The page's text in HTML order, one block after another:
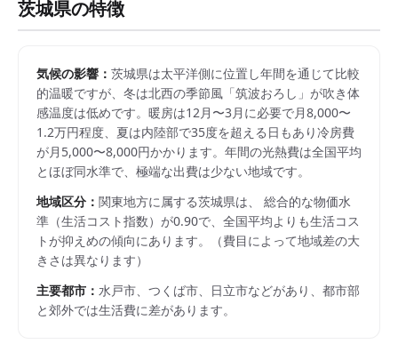
茨城県の特徴
気候の影響： 茨城県は太平洋側に位置し年間を通じて比較
的温暖ですが、冬は北西の季節風「筑波おろし」が吹き体
感温度は低めです。暖房は12月〜3月に必要で月8,000〜
1.2万円程度、夏は内陸部で35度を超える日もあり冷房費
が月5,000〜8,000円かかります。年間の光熱費は全国平均
とほぼ同水準で、極端な出費は少ない地域です。
地域区分： 関東地方に属する茨城県は、 総合的な物価水
準（生活コスト指数）が0.90で、 全国平均よりも生活コス
トが抑えめの傾向にあります。
（費目によって地域差の大
きさは異なります）
主要都市： 水戸市、つくば市、日立市などがあり、都市部
と郊外では生活費に差があります。